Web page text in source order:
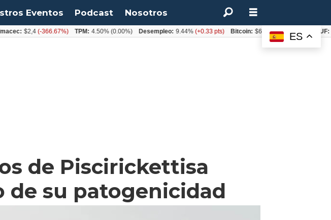
Eventos Podcast Nosotros
de Piscirickettisa
de su patogenicidad
ES
$2,4(-366.67%) TPM: 4.50%(0.00%) Desempleo: 9.44%(+0.33 pts) Bitcoin: $64.600,08 (+2.93%)